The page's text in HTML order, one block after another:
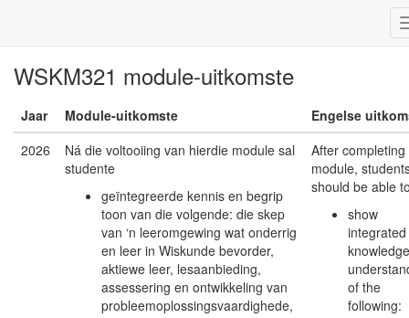
WSKM321 module-uitkomste
Jaar Module-uitkomste
Engelse
2026
Ná die voltooiing van hierdie module sal
studente
geïntegreerde kennis en begrip
toon van die volgende: die skep
van ‘n leeromgewing wat onderrig
en leer in Wiskunde bevorder,
aktiewe leer, lesaanbieding,
assessering en ontwikkeling van
probleemoplossingsvaardighede,
After completing
module,
should be able
show
integrated
of the
following: